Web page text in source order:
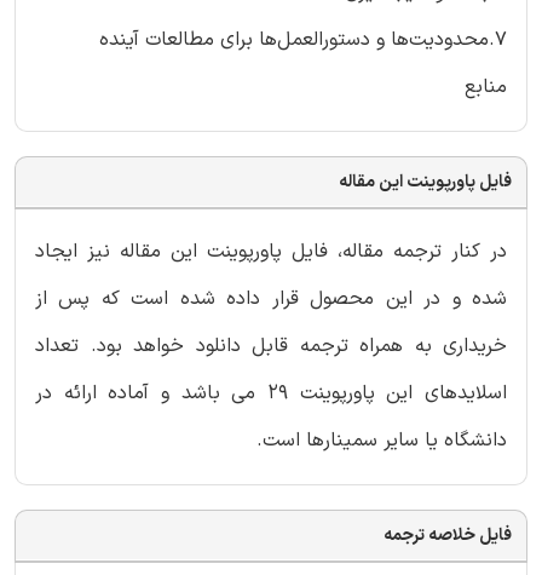
7.محدودیت‌ها و دستورالعمل‌ها برای مطالعات آینده
منابع
فایل پاورپوینت این مقاله
در کنار ترجمه مقاله، فایل پاورپوینت این مقاله نیز ایجاد
شده و در این محصول قرار داده شده است که پس از
خریداری به همراه ترجمه قابل دانلود خواهد بود. تعداد
اسلایدهای این پاورپوینت 29 می باشد و آماده ارائه در
دانشگاه یا سایر سمینارها است.
فایل خلاصه ترجمه